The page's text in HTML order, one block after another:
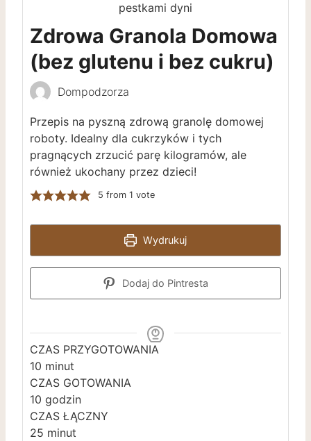
Zdrowa Granola Domowa
(bez glutenu i bez cukru)
Dompodzorza
Przepis na pyszną zdrową granolę domowej
roboty. Idealny dla cukrzyków i tych
pragnących zrzucić parę kilogramów, ale
również ukochany przez dzieci!
5 from 1 vote
Wydrukuj
Dodaj do Pintresta
CZAS PRZYGOTOWANIA
10 m
i
n
u
t
minut
CZAS GOTOWANIA
10 g
o
d
godzin
CZAS ŁĄCZNY
25 m
minut